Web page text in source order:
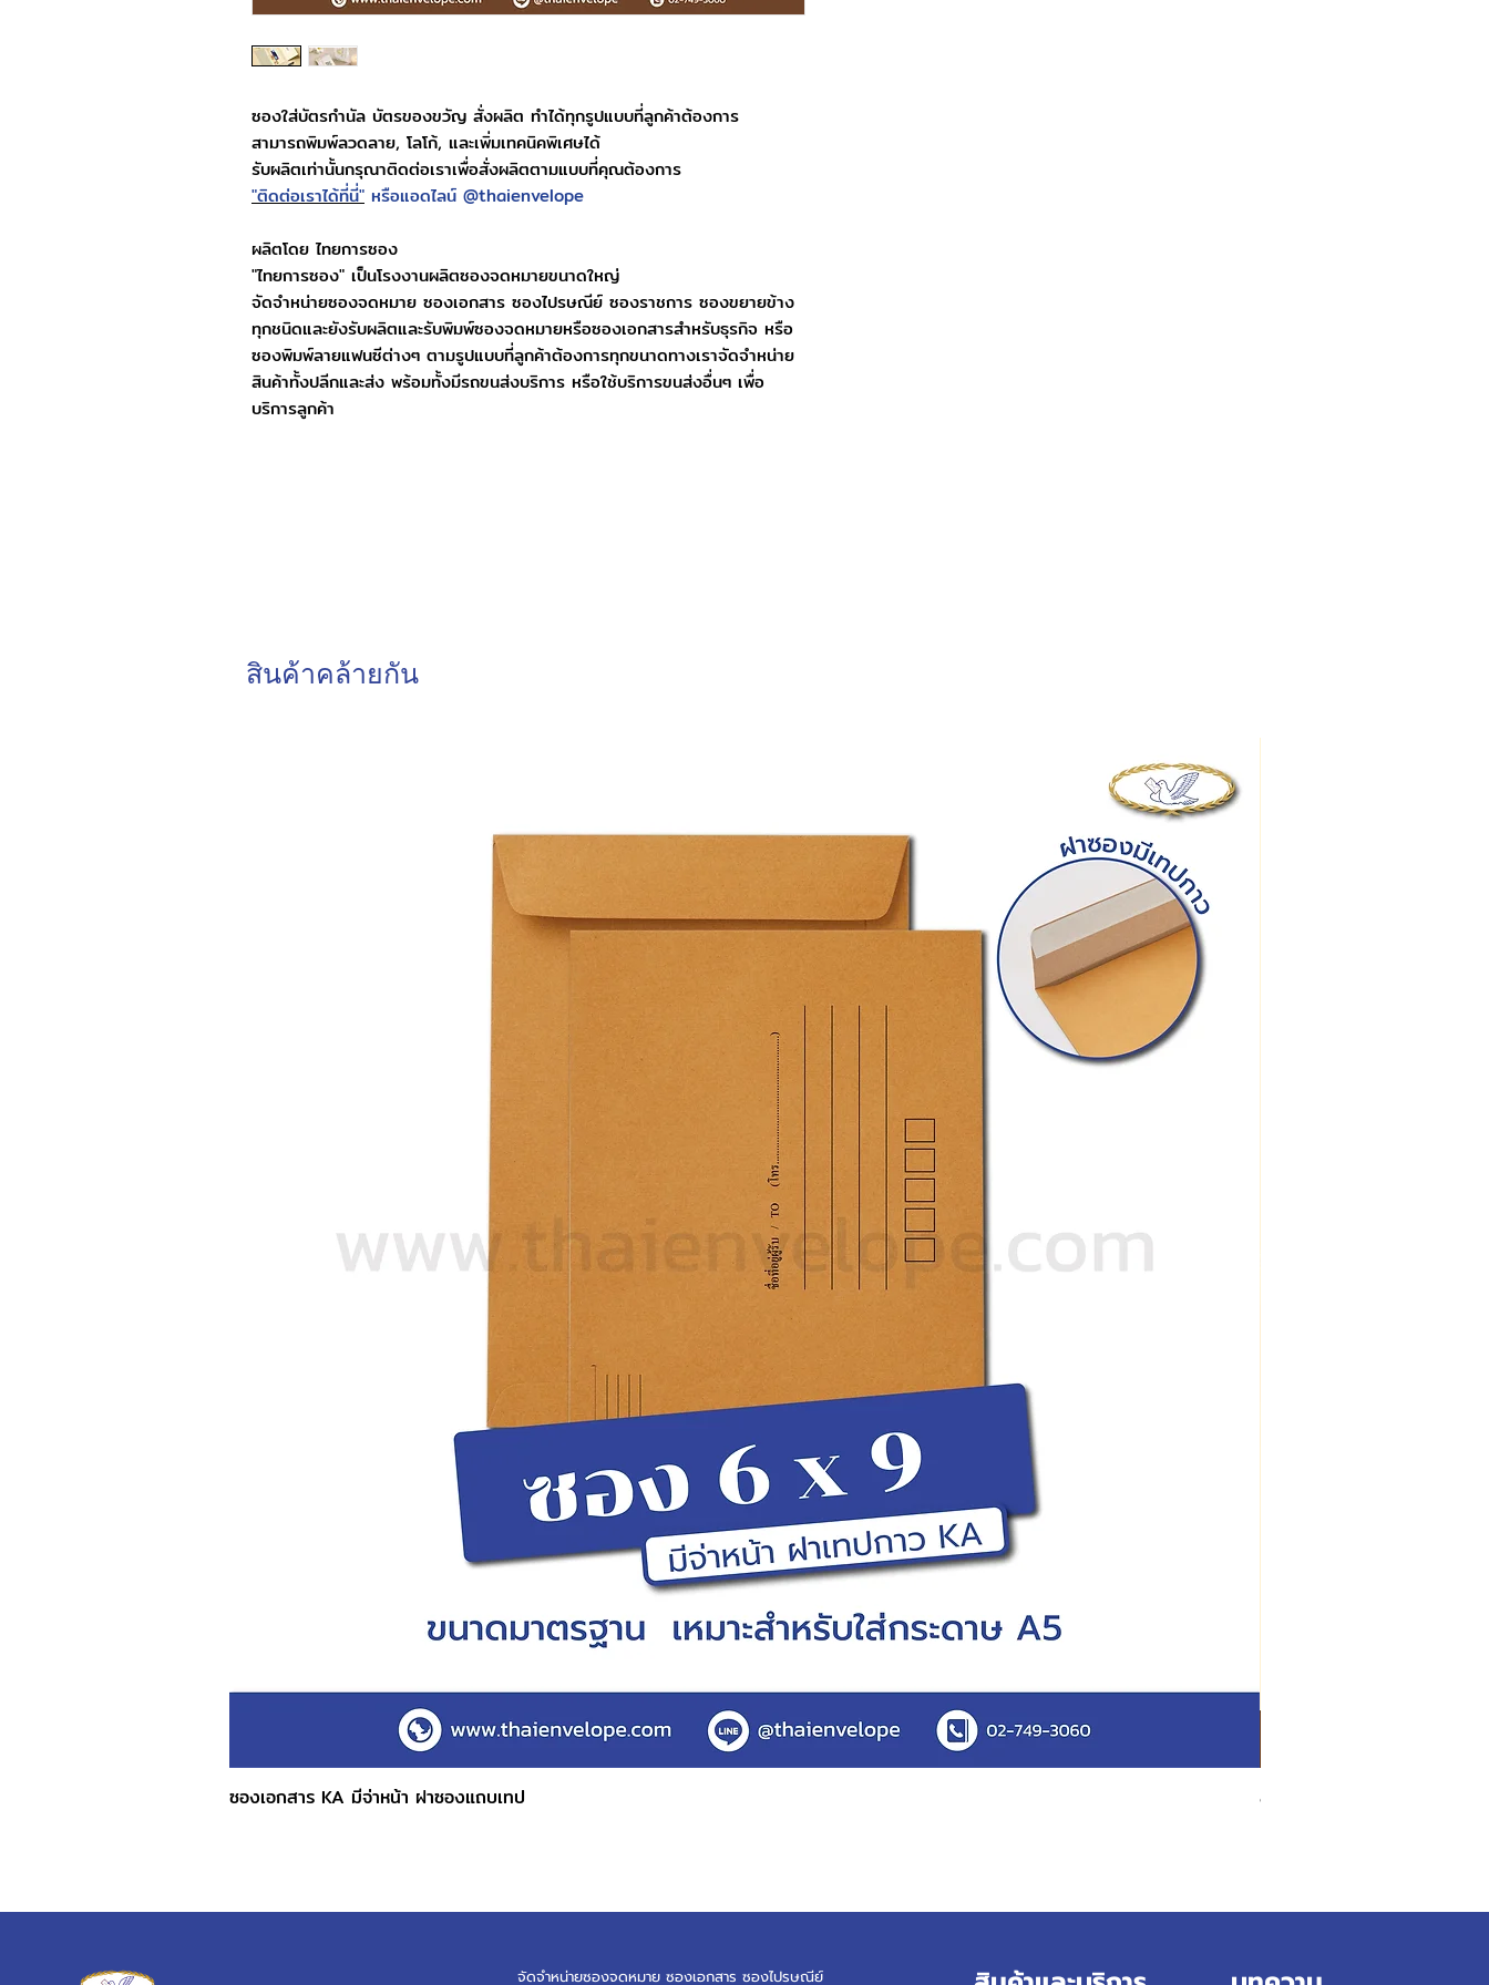
ซองใส่บัตรกำนัล บัตรของขวัญ สั่งผลิต ทำได้ทุกรูปแบบที่ลูกค้าต้องการ
สามารถพิมพ์ลวดลาย, โลโก้, และเพิ่มเทคนิคพิเศษได้
รับผลิตเท่านั้นกรุณาติดต่อเราเพื่อสั่งผลิตตามแบบที่คุณต้องการ
"ติดต่อเราได้ที่นี่" หรือแอดไลน์ @thaienvelope
ผลิตโดย ไทยการซอง
"ไทยการซอง" เป็นโรงงานผลิตซองจดหมายขนาดใหญ่
จัดจำหน่ายซองจดหมาย ซองเอกสาร ซองไปรษณีย์ ซองราชการ ซองขยายข้าง
ทุกชนิดและยังรับผลิตและรับพิมพ์ซองจดหมายหรือซองเอกสารสำหรับธุรกิจ หรือ
ซองพิมพ์ลายแฟนซีต่างๆ ตามรูปแบบที่ลูกค้าต้องการทุกขนาดทางเราจัดจำหน่าย
สินค้าทั้งปลีกและส่ง พร้อมทั้งมีรถขนส่งบริการ หรือใช้บริการขนส่งอื่นๆ เพื่อ
บริการลูกค้า
สินค้าคล้ายกัน
ซองเอกสาร KA มีจ่าหน้า ฝาซองแถบเทป สั่งผลิตสายคาดกล่อง
จัดจำหน่ายซองจดหมาย ซองเอกสาร ซองไปรษณีย์